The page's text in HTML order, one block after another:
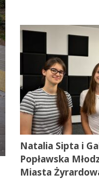
Natalia Sipta i
Popławska
Miasta